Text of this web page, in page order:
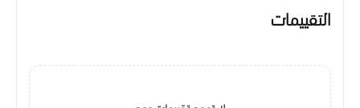
التقييمات